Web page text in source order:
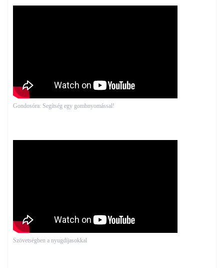
Gondosóra: Segítség egy gombnyomással!
Szövetségben a nyugdíjasokkal